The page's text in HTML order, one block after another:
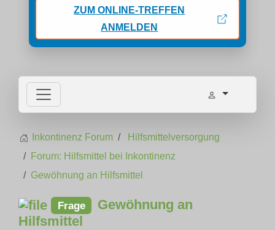
ZUM ONLINE-TREFFEN
ANMELDEN
Inkontinenz Forum
Hilfsmittelversorgung
Forum: Hilfsmittel bei Inkontinenz
Gewöhnung an Hilfsmittel
Frage
Gewöhnung an
Hilfsmittel